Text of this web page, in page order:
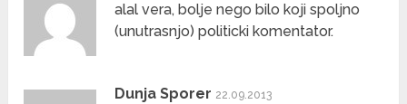
alal vera, bolje nego bilo koji spoljno
(unutrasnjo) politicki komentator.
Dunja Sporer 22.09.2013